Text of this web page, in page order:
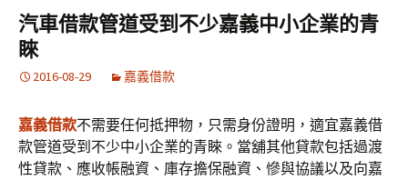
容
區
鍵
字:
汽車借款管道受到不少嘉義中小企業的青
睞
2016-08-29 嘉義借款
嘉義借款不需要任何抵押物，只需身份證明，適宜嘉義借
款管道受到不少中小企業的青睞。當舖其他貸款包括過渡
性貸款、應收帳融資、庫存擔保融資、慘與協議以及向嘉